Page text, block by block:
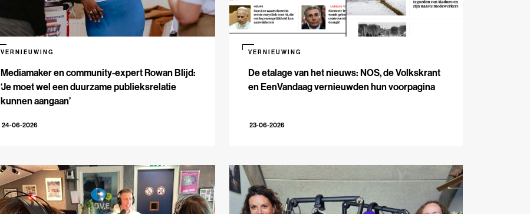
Mediamaker en community-expert Rowan Blijd:
‘Je moet wel een duurzame publieksrelatie
kunnen aangaan’
VERNIEUWING
24-06-2026
De etalage van het nieuws: NOS, de Volkskrant
en EenVandaag vernieuwden hun voorpagina
VERNIEUWING
23-06-2026